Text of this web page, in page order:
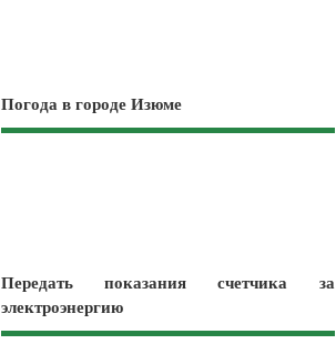
Погода в городе Изюме
Передать показания счетчика за
электроэнергию